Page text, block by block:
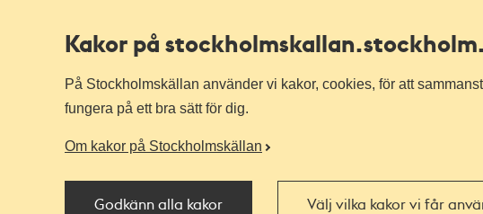
Kakor på stockholmskallan
På Stockholmskällan använder vi kakor, cookies, för att
fungera på ett bra sätt för dig.
Om kakor på Stockholmskällan
Godkänn alla kakor Välj vilka kakor vi får